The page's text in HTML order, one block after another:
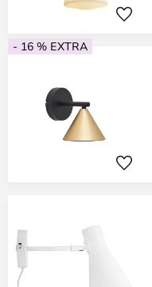
- 16 % EXTRA